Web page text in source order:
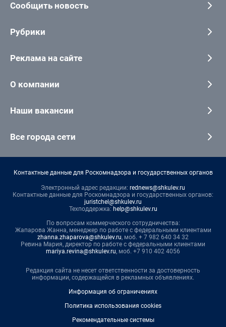
Сообщить новость
Рубрики
Реклама на сайте
О компании
Наши вакансии
Все города сети
Контактные данные для Роскомнадзора и государственных органов
Электронный адрес редакции: rednews@shkulev.ru
Контактные данные для Роскомнадзора и государственных органов:
juristchel@shkulev.ru
Техподдержка: help@shkulev.ru
По вопросам коммерческого сотрудничества:
Жапарова Жанна, менеджер по работе с федеральными клиентами
zhanna.zhaparova@shkulev.ru, моб. + 7 982 640 34 32
Ревина Мария, директор по работе с федеральными клиентами
mariya.revina@shkulev.ru, моб. +7 910 402 4056
Редакция сайта не несет ответственности за достоверность
информации, содержащейся в рекламных объявлениях.
Информация об ограничениях
Политика использования cookies
Рекомендательные системы